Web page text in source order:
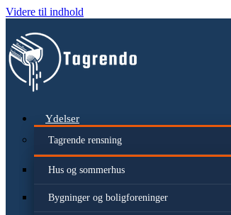
Videre til indhold
Ydelser
Tagrende rensning
Hus og sommerhus
Bygninger og boligforeninger